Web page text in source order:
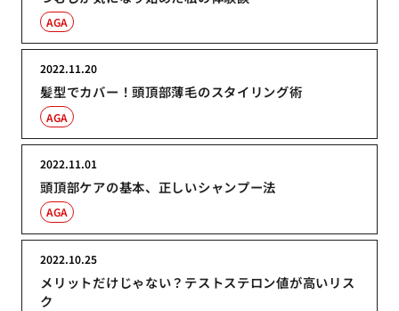
AGA
髪型でカバー！頭頂部薄毛のスタイリング術
2022.11.20
AGA
頭頂部ケアの基本、正しいシャンプー法
2022.11.01
AGA
メリットだけじゃない？テストステロン値が高いリス
ク
2022.10.25